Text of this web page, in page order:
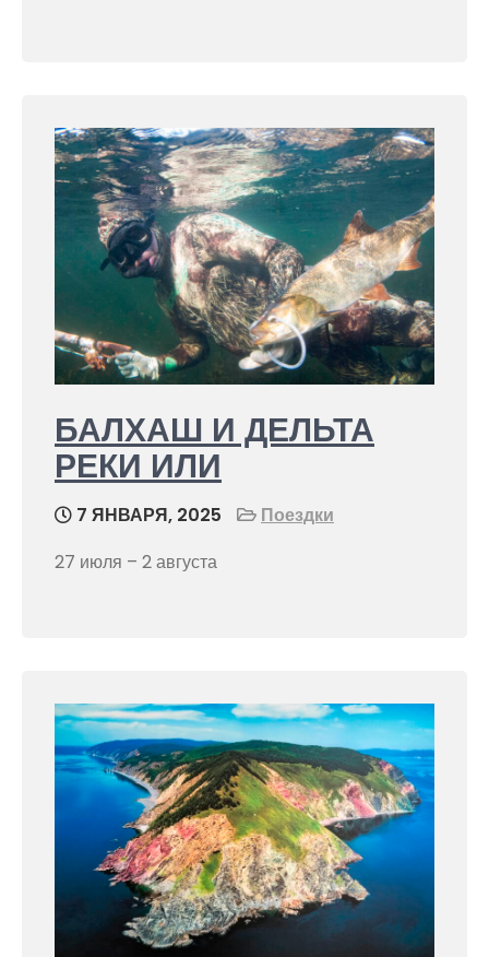
БАЛХАШ И ДЕЛЬТА
РЕКИ ИЛИ
7 ЯНВАРЯ, 2025
Поездки
27 июля – 2 августа